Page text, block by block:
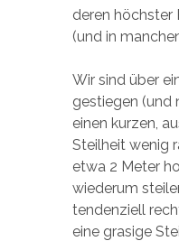
deren höchster
(und in
Wir sind über
gestiegen (und
einen kurzen,
Steilheit wenig
etwa 2 Meter
wiederum
tendenziell
eine grasige